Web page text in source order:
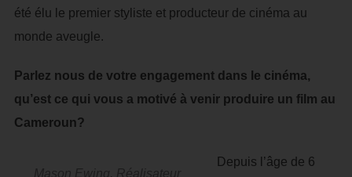
été élu le premier styliste et producteur de cinéma au
monde aveugle.
Parlez nous de votre engagement dans le cinéma,
qu’est ce qui vous a motivé à venir produire un film au
Cameroun?
Mason Ewing, Réalisateur
Depuis l’âge de 6